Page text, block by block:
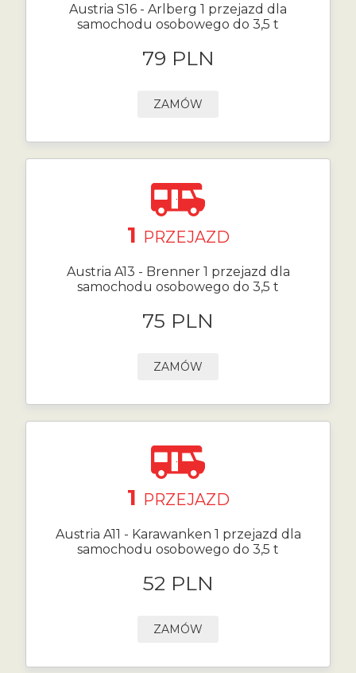
Austria S16 - Arlberg 1 przejazd dla
samochodu osobowego do 3,5 t
79 PLN
ZAMÓW
1 PRZEJAZD
Austria A13 - Brenner 1 przejazd dla
samochodu osobowego do 3,5 t
75 PLN
ZAMÓW
1 PRZEJAZD
Austria A11 - Karawanken 1 przejazd dla
samochodu osobowego do 3,5 t
52 PLN
ZAMÓW